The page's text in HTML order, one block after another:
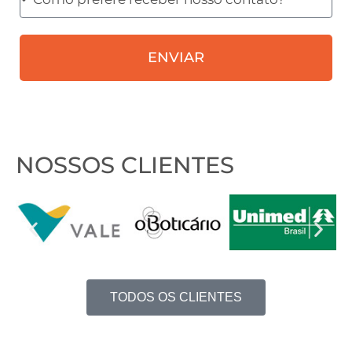
prefere
receber
contato?
ENVIAR
NOSSOS CLIENTES
TODOS OS CLIENTES